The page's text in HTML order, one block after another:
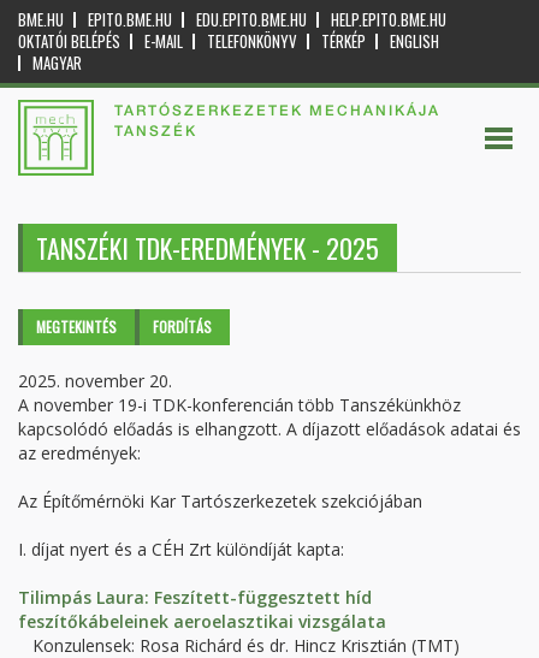
BME.HU EPITO.BME.HU EDU.EPITO.BME.HU
HELP.EPITO.BME.HU
OKTATÓI BELÉPÉS
E-MAIL TELEFONKÖNYV TÉRKÉP
ENGLISH
MAGYAR
TARTÓSZERKEZETEK MECHANIKÁJA
TANSZÉK
TANSZÉKI TDK-EREDMÉNYEK - 2025
Elsődleges fülek
MEGTEKINTÉS (AKTÍVFORDÍTÁS
2025. november 20.
A november 19-i TDK-konferencián több Tanszékünkhöz
kapcsolódó előadás is elhangzott. A díjazott előadások adatai és
az eredmények:
Az Építőmérnöki Kar Tartószerkezetek szekciójában
I. díjat nyert és a CÉH Zrt különdíját kapta:
Tilimpás Laura: Feszített-függesztett híd
feszítőkábeleinek aeroelasztikai vizsgálata
Konzulensek: Rosa Richárd és dr. Hincz Krisztián (TMT)